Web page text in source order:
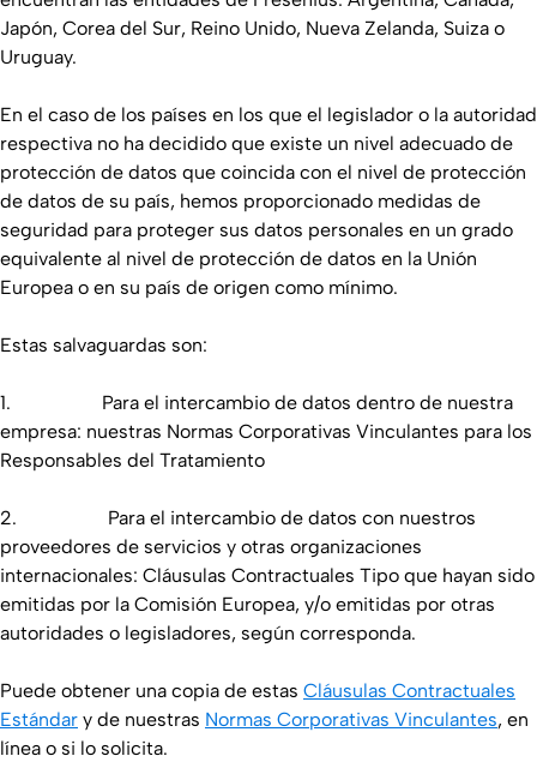
Japón, Corea del Sur, Reino Unido, Nueva Zelanda, Suiza o
Uruguay.
En el caso de los países en los que el legislador o la autoridad
respectiva no ha decidido que existe un nivel adecuado de
protección de datos que coincida con el nivel de protección
de datos de su país, hemos proporcionado medidas de
seguridad para proteger sus datos personales en un grado
equivalente al nivel de protección de datos en la Unión
Europea o en su país de origen como mínimo.
Estas salvaguardas son:
1. Para el intercambio de datos dentro de nuestra
empresa: nuestras Normas Corporativas Vinculantes para los
Responsables del Tratamiento
2. Para el intercambio de datos con nuestros
proveedores de servicios y otras organizaciones
internacionales: Cláusulas Contractuales Tipo que hayan sido
emitidas por la Comisión Europea, y/o emitidas por otras
autoridades o legisladores, según corresponda.
Puede obtener una copia de estas Cláusulas Contractuales
Estándar y de nuestras Normas Corporativas Vinculantes, en
línea o si lo solicita.